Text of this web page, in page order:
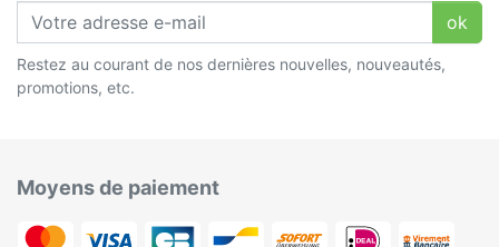
ok
Restez au courant de nos dernières nouvelles, nouveautés,
promotions, etc.
Moyens de paiement